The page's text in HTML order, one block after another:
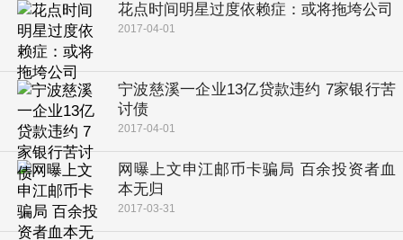
花点时间明星过度依赖症：或将拖垮公司
2017-04-01
宁波慈溪一企业13亿贷款违约 7家银行苦
讨债
2017-04-01
网曝上文申江邮币卡骗局 百余投资者血
本无归
2017-03-31